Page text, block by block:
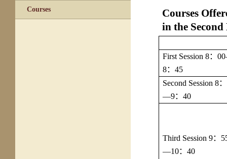
Courses
Courses
in the
First Session 8：
8： 45
Second Session 8：
—9： 40
Third Session 9：
—10： 40